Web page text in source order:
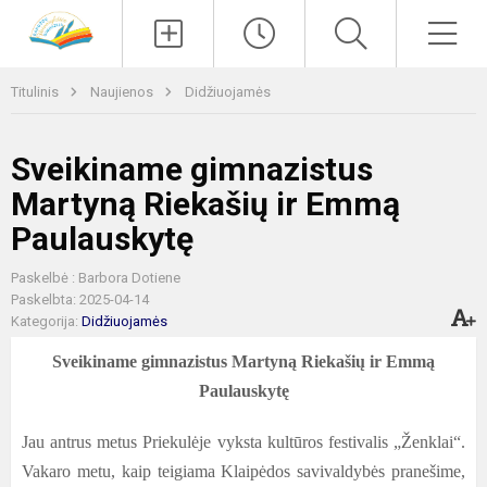
Titulinis Naujienos Didžiuojamės
Sveikiname gimnazistus
Martyną Riekašių ir Emmą
Paulauskytę
Paskelbė : Barbora Dotiene
Paskelbta: 2025-04-14
Kategorija: Didžiuojamės
Sveikiname gimnazistus Martyną Riekašių ir Emmą
Paulauskytę
Jau antrus metus Priekulėje vyksta kultūros festivalis „Ženklai“.
Vakaro metu, kaip teigiama Klaipėdos savivaldybės pranešime,